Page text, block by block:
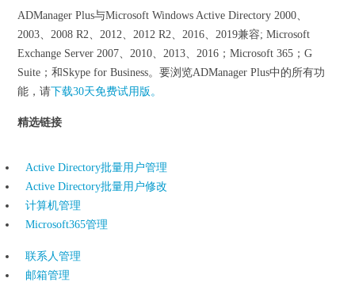
ADManager Plus与Microsoft Windows Active Directory 2000、
2003、2008 R2、2012、2012 R2、2016、2019兼容; Microsoft
Exchange Server 2007、2010、2013、2016；Microsoft 365；G
Suite；和Skype for Business。要浏览ADManager Plus中的所有功
能，请下载30天免费试用版。
精选链接
Active Directory批量用户管理
Active Directory批量用户修改
计算机管理
Microsoft365管理
联系人管理
邮箱管理